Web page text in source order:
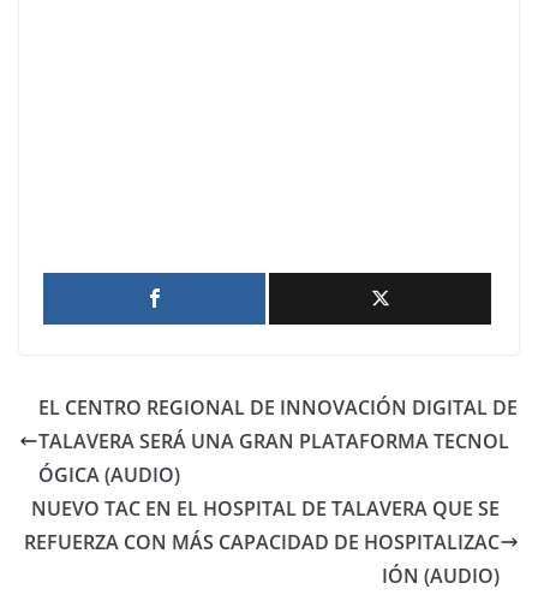
EL CENTRO REGIONAL DE INNOVACIÓN DIGITAL DE
TALAVERA SERÁ UNA GRAN PLATAFORMA TECNOL
ÓGICA (AUDIO)
NUEVO TAC EN EL HOSPITAL DE TALAVERA QUE SE
REFUERZA CON MÁS CAPACIDAD DE HOSPITALIZAC
IÓN (AUDIO)